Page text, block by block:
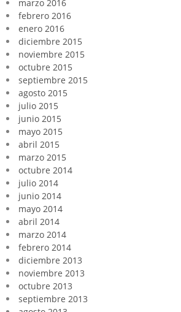
marzo 2016
febrero 2016
enero 2016
diciembre 2015
noviembre 2015
octubre 2015
septiembre 2015
agosto 2015
julio 2015
junio 2015
mayo 2015
abril 2015
marzo 2015
octubre 2014
julio 2014
junio 2014
mayo 2014
abril 2014
marzo 2014
febrero 2014
diciembre 2013
noviembre 2013
octubre 2013
septiembre 2013